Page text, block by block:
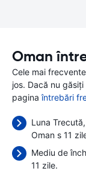
Oman
Cele mai
jos. Dacă nu
paginaîntrebări
Luna
Oman s 11
Mediu de
11 zile.